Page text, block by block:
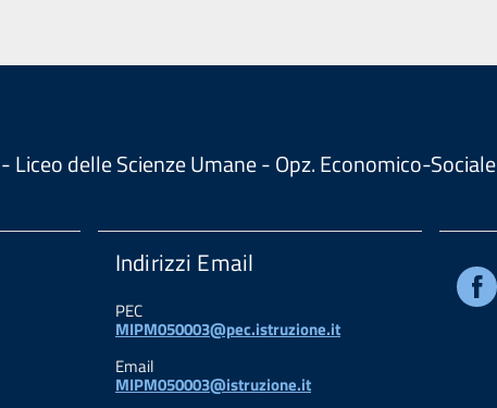
delle Scienze Umane - Opz. Economico-Sociale
Indirizzi Email
PEC
MIPM050003@pec.istruzione.it
Email
MIPM050003@istruzione.it